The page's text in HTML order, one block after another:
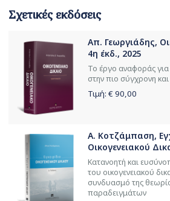
Σχετικές εκδόσεις
Απ. Γεωργιάδης,
4η έκδ., 2025
Το έργο αναφοράς για
στην πιο σύγχρονη
Τιμή: € 90,00
Α. Κοτζάμπαση,
Οικογενειακού
Κατανοητή και
του οικογενειακού
συνδυασμό της
παραδειγμάτων